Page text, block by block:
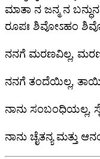
ಮಾತಾ ನ ಜನ್ಮ ನ
ರೂಪಃ ಶಿವೋಽಹಂ
ನನಗೆ ಮರಣವಿಲ್ಲ,
ನನಗೆ ತಂದೆಯಿಲ್ಲ,
ನಾನು ಸಂಬಂಧಿಯಲ್ಲ,
ನಾನು ಚೈತನ್ಯ ಮತ್ತು